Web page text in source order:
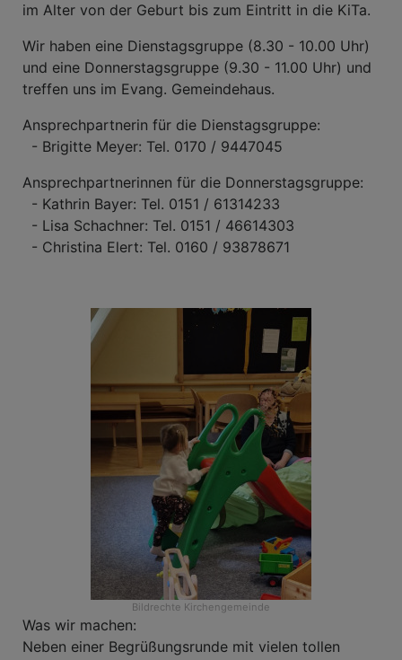
im Alter von der Geburt bis zum Eintritt in die KiTa.
Wir haben eine Dienstagsgruppe (8.30 - 10.00 Uhr)
und eine Donnerstagsgruppe (9.30 - 11.00 Uhr) und
treffen uns im Evang. Gemeindehaus.
Ansprechpartnerin für die Dienstagsgruppe:
- Brigitte Meyer: Tel. 0170 / 9447045
Ansprechpartnerinnen für die Donnerstagsgruppe:
- Kathrin Bayer: Tel. 0151 / 61314233
- Lisa Schachner: Tel. 0151 / 46614303
- Christina Elert: Tel. 0160 / 93878671
Bildrechte Kirchengemeinde
Was wir machen:
Neben einer Begrüßungsrunde mit vielen tollen